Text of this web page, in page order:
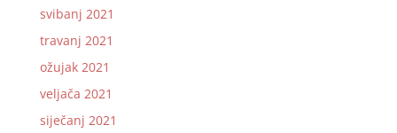
svibanj 2021
travanj 2021
ožujak 2021
veljača 2021
siječanj 2021